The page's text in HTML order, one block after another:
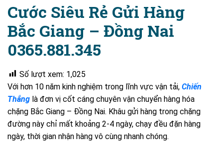
Cước Siêu Rẻ Gửi Hàng
Bắc Giang – Đồng Nai
0365.881.345
Số lượt xem: 1,025
Với hơn 10 năm kinh nghiệm trong lĩnh vực vận tải, Chiến
Thắng là đơn vị cốt cáng chuyên vận chuyển hàng hóa
chặng Bắc Giang – Đồng Nai. Khâu gửi hàng trong chặng
đường này chỉ mất khoảng 2-4 ngày, chạy đều đặn hàng
ngày, thời gian nhận hàng vô cùng nhanh chóng.